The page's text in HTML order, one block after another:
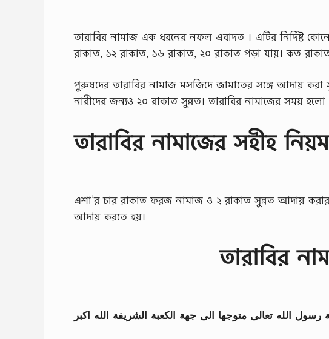
তারাবির নামাজ এক ধরনের নফল এবাদত । এটির নির্দিষ্ট
রাকাত, ১২ রাকাত, ১৬ রাকাত, ২০ রাকাত পড়া যায়। কত রাকাত
পুরুষদের তারাবির নামাজ মসজিদে জামাতের সঙ্গে আদায়
নারীদের জন্যও ২০ রাকাত সুন্নত। তারাবির নামাজের সময়
তারাবির নামাজের সহীহ
এশা’র চার রাকাত ফরজ নামাজ ও ২ রাকাত সুন্নত আদায়
আদায় করতে হয়।
তারাবির
الله تعالى متوجها الى جهة الكعبة الشريفة الله اكبر